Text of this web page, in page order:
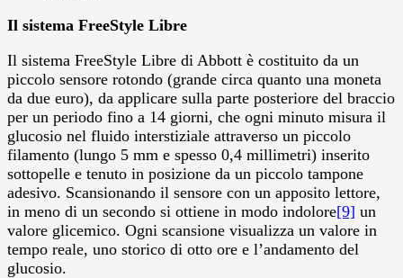
Il sistema FreeStyle Libre
Il sistema FreeStyle Libre di Abbott è costituito da un
piccolo sensore rotondo (grande circa quanto una moneta
da due euro), da applicare sulla parte posteriore del braccio
per un periodo fino a 14 giorni, che ogni minuto misura il
glucosio nel fluido interstiziale attraverso un piccolo
filamento (lungo 5 mm e spesso 0,4 millimetri) inserito
sottopelle e tenuto in posizione da un piccolo tampone
adesivo. Scansionando il sensore con un apposito lettore,
in meno di un secondo si ottiene in modo indolore[9] un
valore glicemico. Ogni scansione visualizza un valore in
tempo reale, uno storico di otto ore e l’andamento del
glucosio.